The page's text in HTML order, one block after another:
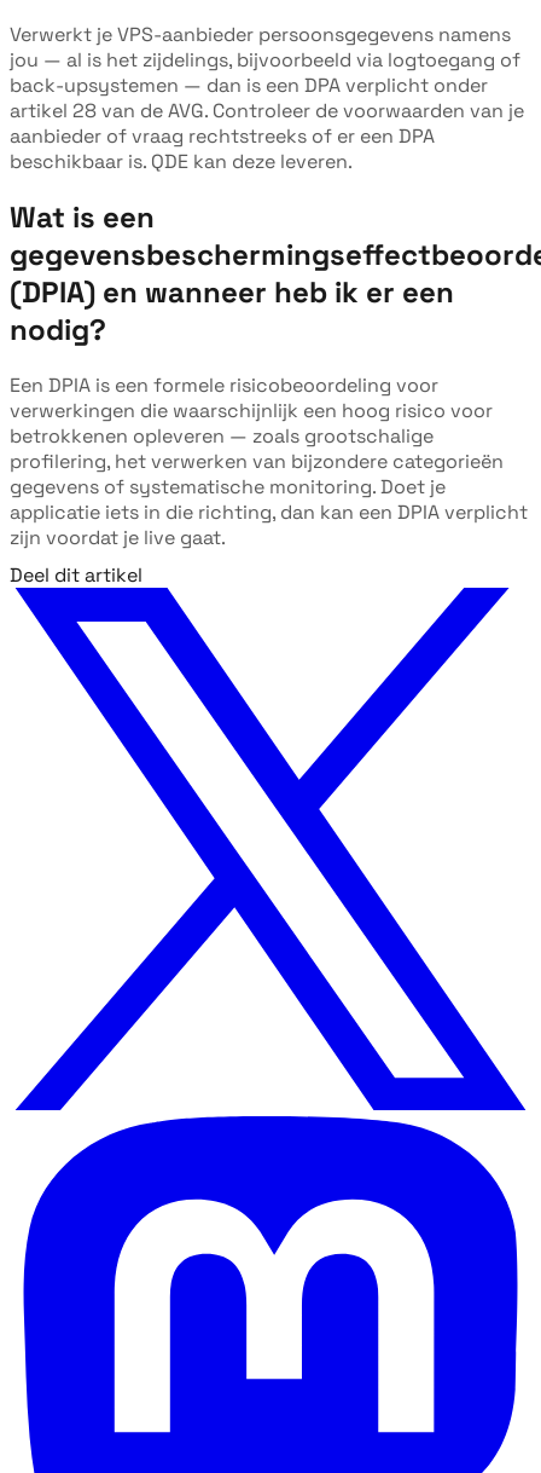
Verwerkt je VPS-aanbieder persoonsgegevens namens
jou — al is het zijdelings, bijvoorbeeld via logtoegang of
back-upsystemen — dan is een DPA verplicht onder
artikel 28 van de AVG. Controleer de voorwaarden van je
aanbieder of vraag rechtstreeks of er een DPA
beschikbaar is. QDE kan deze leveren.
Wat is een
(DPIA) en wanneer heb ik er een
nodig?
Een DPIA is een formele risicobeoordeling voor
verwerkingen die waarschijnlijk een hoog risico voor
betrokkenen opleveren — zoals grootschalige
profilering, het verwerken van bijzondere categorieën
gegevens of systematische monitoring. Doet je
applicatie iets in die richting, dan kan een DPIA verplicht
zijn voordat je live gaat.
Deel dit artikel